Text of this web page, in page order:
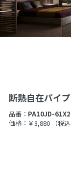
断熱自在パイプ
品番： PA10JD-
価格：￥3,880
（税